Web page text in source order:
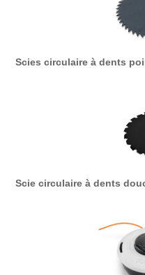
Scies circulaire à dents
Scie circulaire à dents